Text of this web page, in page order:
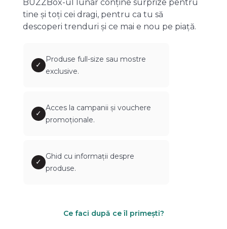
BUZZBox-ul lunar conține surprize pentru
tine și toți cei dragi, pentru ca tu să
descoperi trenduri și ce mai e nou pe piață.
✓
Produse full-size sau mostre
exclusive.
✓
Acces la campanii și vouchere
promoționale.
✓
Ghid cu informații despre
produse.
Ce faci după ce îl primești?